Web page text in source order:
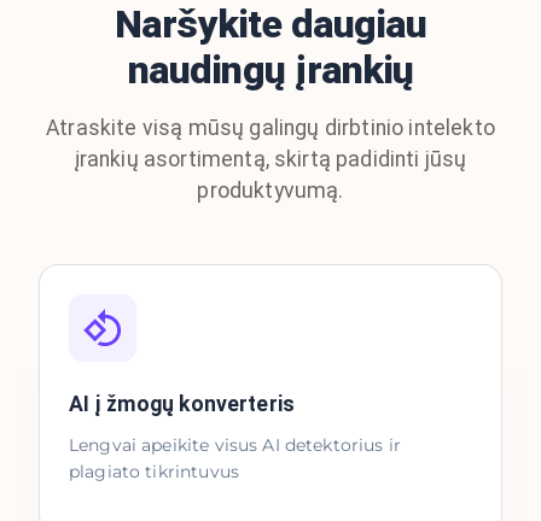
Naršykite daugiau
naudingų įrankių
Atraskite visą mūsų galingų dirbtinio intelekto
įrankių asortimentą, skirtą padidinti jūsų
produktyvumą.
AI į žmogų konverteris
Lengvai apeikite visus AI detektorius ir
plagiato tikrintuvus